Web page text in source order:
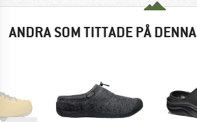
ANDRA SOM TITTADE PÅ